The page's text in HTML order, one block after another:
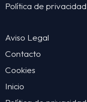
Política de privacidad
Aviso Legal
Contacto
Cookies
Inicio